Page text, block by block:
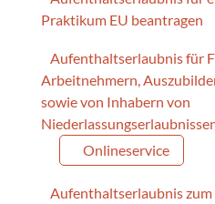
Praktikum EU beantragen
Aufenthaltserlaubnis für
Arbeitnehmern,
sowie von Inhabern von
Onlineservice
Aufenthaltserlaubnis zum